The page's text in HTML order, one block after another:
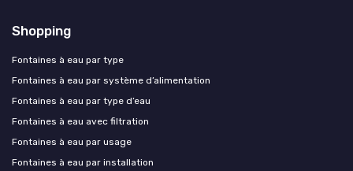
Shopping
Fontaines à eau par type
Fontaines à eau par système d’alimentation
Fontaines à eau par type d’eau
Fontaines à eau avec filtration
Fontaines à eau par usage
Fontaines à eau par installation